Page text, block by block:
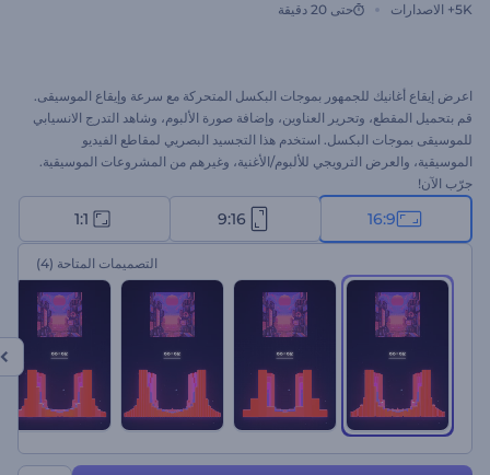
5K+ الاصدارات حتى 20 دقيقة
اعرض إيقاع أغانيك للجمهور بموجات البكسل المتحركة مع سرعة وإيقاع الموسيقى.
قم بتحميل المقطع، وتحرير العناوين، وإضافة صورة الألبوم، وشاهد التدرج الانسيابي
للموسيقى بموجات البكسل. استخدم هذا التجسيد البصريي لمقاطع الفيديو
الموسيقية، والعرض الترويجي للألبوم/الأغنية، وغيرهم من المشروعات الموسيقية.
جرّب الآن!
16:9
9:16
1:1
التصميمات المتاحة (4)